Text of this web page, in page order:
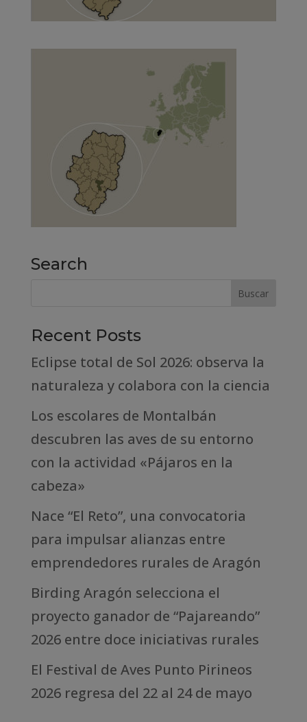
Search
Recent Posts
Eclipse total de Sol 2026: observa la
naturaleza y colabora con la ciencia
Los escolares de Montalbán
descubren las aves de su entorno
con la actividad «Pájaros en la
cabeza»
Nace “El Reto”, una convocatoria
para impulsar alianzas entre
emprendedores rurales de Aragón
Birding Aragón selecciona el
proyecto ganador de “Pajareando”
2026 entre doce iniciativas rurales
El Festival de Aves Punto Pirineos
2026 regresa del 22 al 24 de mayo